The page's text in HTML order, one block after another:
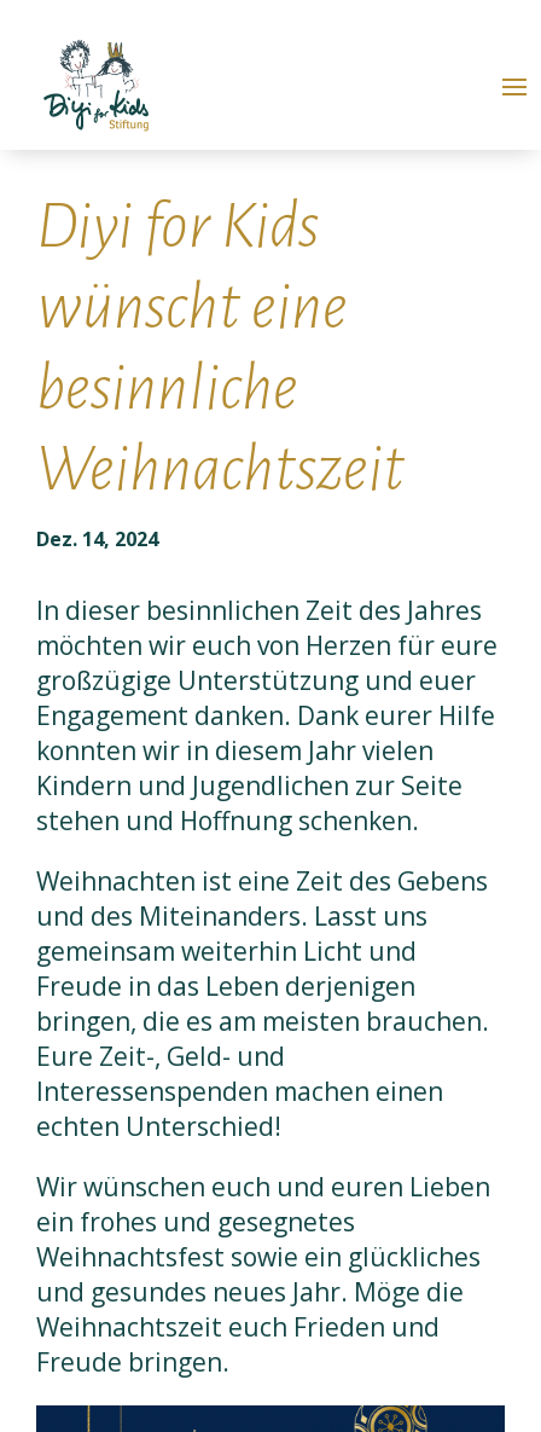
Diyi for Kids
wünscht eine
besinnliche
Weihnachtszeit
Dez. 14, 2024
In dieser besinnlichen Zeit des Jahres
möchten wir euch von Herzen für eure
großzügige Unterstützung und euer
Engagement danken. Dank eurer Hilfe
konnten wir in diesem Jahr vielen
Kindern und Jugendlichen zur Seite
stehen und Hoffnung schenken.
Weihnachten ist eine Zeit des Gebens
und des Miteinanders. Lasst uns
gemeinsam weiterhin Licht und
Freude in das Leben derjenigen
bringen, die es am meisten brauchen.
Eure Zeit-, Geld- und
Interessenspenden machen einen
echten Unterschied!
Wir wünschen euch und euren Lieben
ein frohes und gesegnetes
Weihnachtsfest sowie ein glückliches
und gesundes neues Jahr. Möge die
Weihnachtszeit euch Frieden und
Freude bringen.